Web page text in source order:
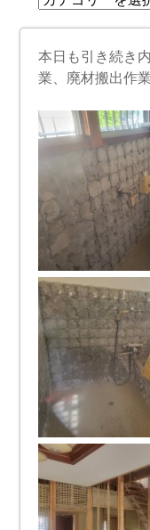
本日も引き続き
業、廃材搬出作